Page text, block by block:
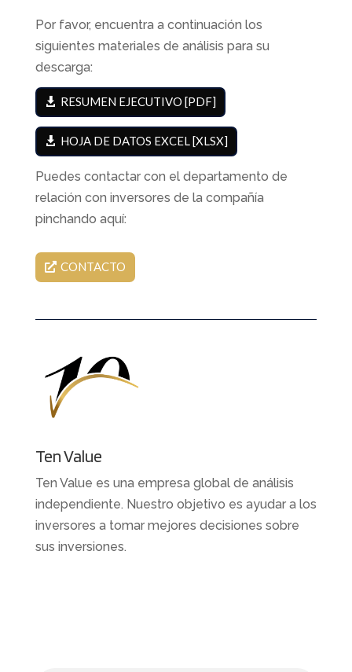
Por favor, encuentra a continuación los
siguientes materiales de análisis para su
descarga:
RESUMEN EJECUTIVO [PDF]
HOJA DE DATOS EXCEL [XLSX]
Puedes contactar con el departamento de
relación con inversores de la compañía
pinchando aquí:
CONTACTO
Ten Value
Ten Value es una empresa global de análisis
independiente. Nuestro objetivo es ayudar a los
inversores a tomar mejores decisiones sobre
sus inversiones.